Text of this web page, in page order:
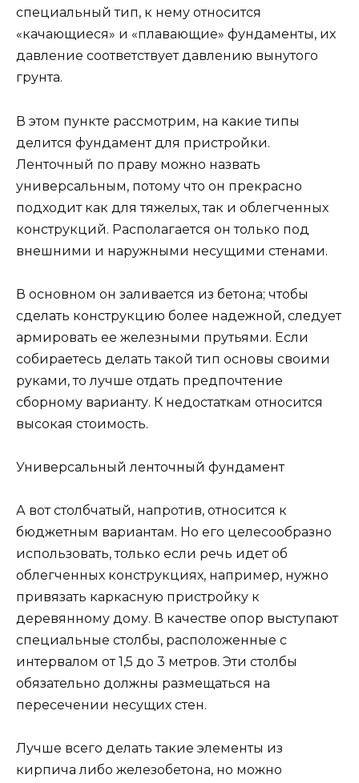
специальный тип, к нему относится
«качающиеся» и «плавающие» фундаменты, их
давление соответствует давлению вынутого
грунта.
В этом пункте рассмотрим, на какие типы
делится фундамент для пристройки.
Ленточный по праву можно назвать
универсальным, потому что он прекрасно
подходит как для тяжелых, так и облегченных
конструкций. Располагается он только под
внешними и наружными несущими стенами.
В основном он заливается из бетона; чтобы
сделать конструкцию более надежной, следует
армировать ее железными прутьями. Если
собираетесь делать такой тип основы своими
руками, то лучше отдать предпочтение
сборному варианту. К недостаткам относится
высокая стоимость.
Универсальный ленточный фундамент
А вот столбчатый, напротив, относится к
бюджетным вариантам. Но его целесообразно
использовать, только если речь идет об
облегченных конструкциях, например, нужно
привязать каркасную пристройку к
деревянному дому. В качестве опор выступают
специальные столбы, расположенные с
интервалом от 1,5 до 3 метров. Эти столбы
обязательно должны размещаться на
пересечении несущих стен.
Лучше всего делать такие элементы из
кирпича либо железобетона, но можно